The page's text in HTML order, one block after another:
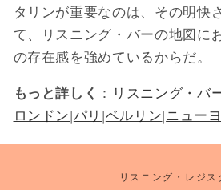
タリンが重要なのは、その明快
て、リスニング・バーの地図に
の存在感を強めているからだ。
もっと詳しく ： リスニング・バ
ロンドン|パリ |ベルリン|ニュー
リスニング・レジス